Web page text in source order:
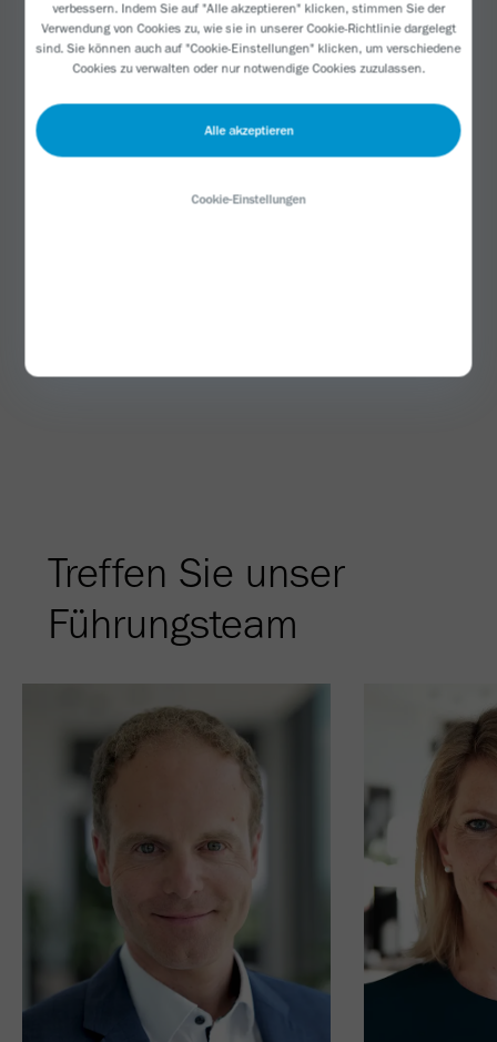
verbessern. Indem Sie auf "Alle akzeptieren" klicken, stimmen Sie der
Verwendung von Cookies zu, wie sie in unsererCookie-Richtliniedargelegt
sind. Sie können auch auf "Cookie-Einstellungen" klicken, um verschiedene
Cookies zu verwalten oder nur notwendige Cookies zuzulassen.
Alle akzeptieren
Cookie-Einstellungen
Von 2004 bis 2006 arbeitete Cornelia als
Rechtsanwältin bei der Münchner Kanzlei Dr. Beyer
& Partner. Verschiedene Praktika in
Anwaltskanzleien und bei
Versicherungsunternehmen in München, Paris und
Genf runden Ihren beruflichen Werdegang ab.
Cornelia hat an der Augsburger Universität Jura
Treffen Sie unser
Führungsteam